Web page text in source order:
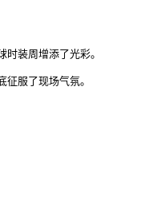
装周增添了光彩。
征服了现场气氛。